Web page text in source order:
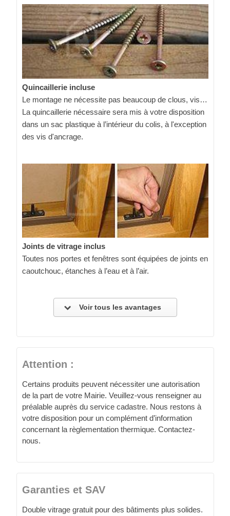
Quincaillerie incluse
Le montage ne nécessite pas beaucoup de clous, vis…
La quincaillerie nécessaire sera mis à votre disposition
dans un sac plastique à l’intérieur du colis, à l'exception
des vis d'ancrage.
Joints de vitrage inclus
Toutes nos portes et fenêtres sont équipées de joints en
caoutchouc, étanches à l’eau et à l’air.
Voir tous les avantages
Attention :
Certains produits peuvent nécessiter une autorisation
de la part de votre Mairie. Veuillez-vous renseigner au
préalable auprès du service cadastre. Nous restons à
votre disposition pour un complément d’information
concernant la règlementation thermique. Contactez-
nous.
Garanties et SAV
Double vitrage gratuit pour des bâtiments plus solides.